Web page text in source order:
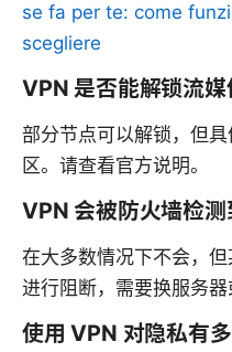
se fa per te: come
scegliere
VPN 是否能解锁流媒
部分节点可以解锁，但
区。请查看官方说明。
VPN 会被防火墙检测
在大多数情况下不会，
进行阻断，需要换服务器
使用 VPN 对隐私有多